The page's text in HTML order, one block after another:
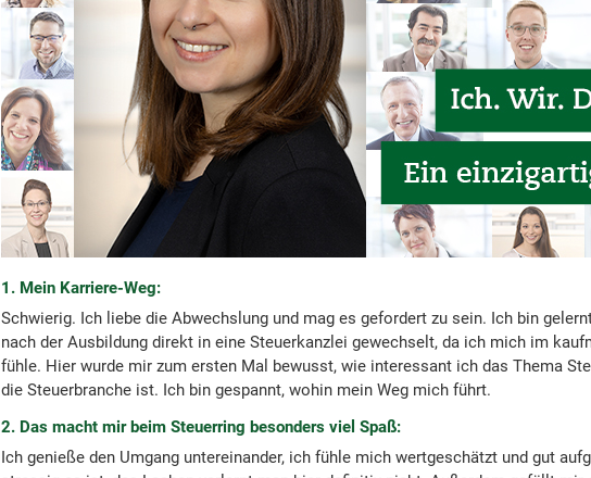
1. Mein Karriere-Weg:
Schwierig. Ich liebe die Abwechslung und mag es gefordert zu sein. Ich bin
nach der Ausbildung direkt in eine Steuerkanzlei gewechselt, da ich mich im
fühle. Hier wurde mir zum ersten Mal bewusst, wie interessant ich das Thema
die Steuerbranche ist. Ich bin gespannt, wohin mein Weg mich führt.
2. Das macht mir beim Steuerring besonders viel Spaß:
Ich genieße den Umgang untereinander, ich fühle mich wertgeschätzt und gut